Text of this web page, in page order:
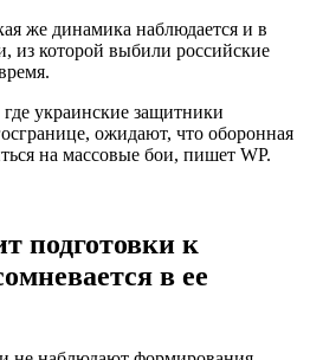
же динамика наблюдается и в
из которой выбили российские
украинские защитники
ожидают, что оборонная
на массовые бои, пишет WP.
подготовки к
в ее